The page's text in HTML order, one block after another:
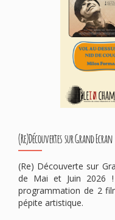
(Re)Découvertes sur Grand Ecran
(Re) Découverte sur
de Mai et Juin 2026
programmation de 2
pépite artistique.